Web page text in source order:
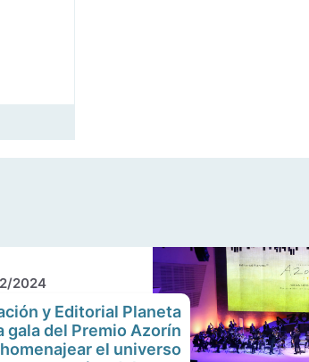
2024
y Editorial Planeta
gala del Premio Azorín
el universo